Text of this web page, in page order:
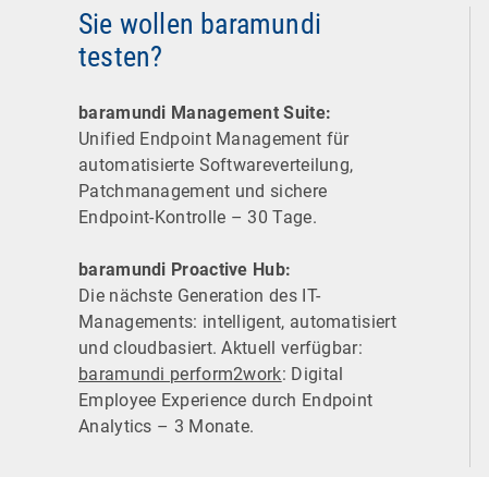
Sie wollen baramundi
testen?
baramundi Management Suite:
Unified Endpoint Management für
automatisierte Software­verteilung,
Patchmanagement und sichere
Endpoint-Kontrolle – 30 Tage.
baramundi Proactive Hub:
Die nächste Generation des IT-
Managements: intelligent, automatisiert
und cloudbasiert. Aktuell verfügbar:
baramundi perform2work: Digital
Employee Experience durch Endpoint
Analytics – 3 Monate.